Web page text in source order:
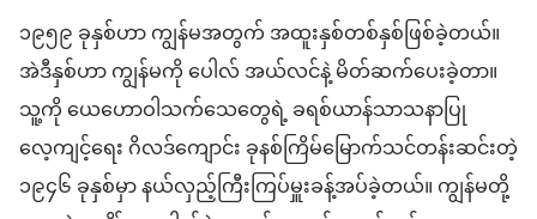
၁၉၅၉ ခုနှစ်​ဟာ ကျွန်မ​အတွက် အထူး​နှစ်​တစ်နှစ်​ဖြစ်​ခဲ့တယ်။
အဲဒီ​နှစ်​ဟာ ကျွန်မ​ကို ပေါလ် အယ်လင်​နဲ့ မိတ်ဆက်​ပေး​ခဲ့​တာ။
သူ့ကို ယေဟောဝါသက်သေ​တွေ​ရဲ့ ခရစ်ယာန်​သာသနာပြု​
လေ့ကျင့်ရေး ဂိလဒ်​ကျောင်း ခု​နစ်​ကြိမ်​မြောက်​သင်တန်းဆင်း​တဲ့
၁၉၄၆ ခုနှစ်​မှာ နယ်လှည့်​ကြီးကြပ်မှူး​ခန့်အပ်​ခဲ့တယ်။ ကျွန်မ​တို့​